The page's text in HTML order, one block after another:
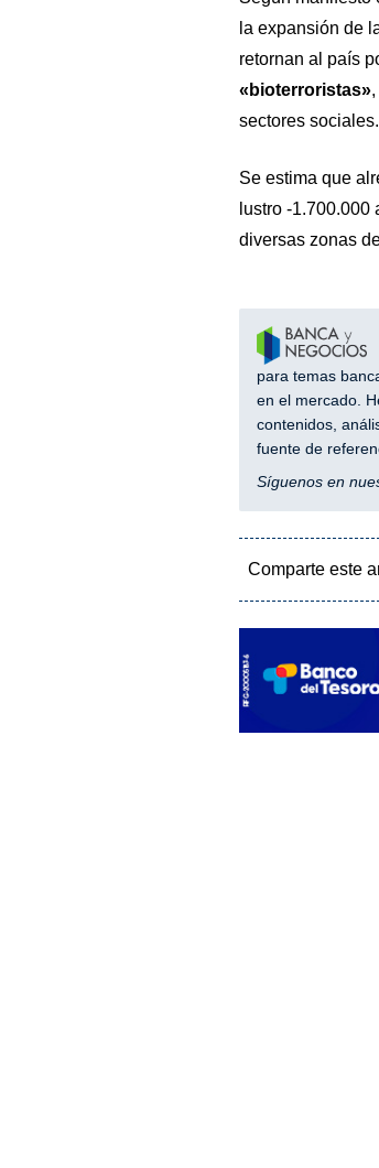
la expansión de
retornan al país
«bioterroristas»,
sectores sociales.
Se estima que
lustro -
diversas zonas
para temas
en el mercado.
contenidos,
fuente de
Síguenos en
Comparte este